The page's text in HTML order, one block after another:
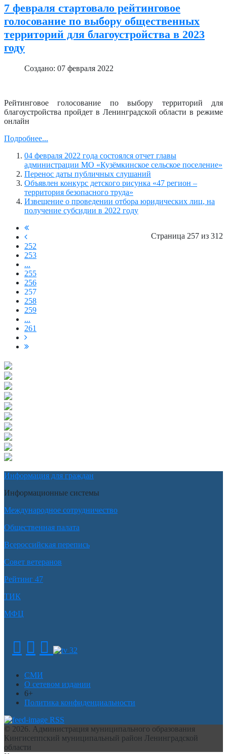
7 февраля стартовало рейтинговое
голосование по выбору общественных
территорий для благоустройства в 2023
году
Создано: 07 февраля 2022
Рейтинговое голосование по выбору территорий для
благоустройства пройдет в Ленинградской области в режиме
онлайн
Подробнее...
04 февраля 2022 года состоялся отчет главы
администрации МО «Кузёмкинское сельское поселение»
Перенос даты публичных слушаний
Объявлен конкурс детского рисунка «47 регион –
территория безопасного труда»
Извещение о проведении отбора юридических лиц, на
получение субсидии в 2022 году
Страница 257 из 312
252
253
...
255
256
257
258
259
...
261
Информация для граждан
Информационные системы
Международное сотрудничество
Общественная палата
Всероссийская перепись
Совет ветеранов
Рейтинг 47
ТИК
МФЦ
СМИ
О сетевом издании
6+
Политика конфиденциальности
RSS
© 2026. Администрация муниципального образования
Кингисеппский муниципальный район Ленинградской
области